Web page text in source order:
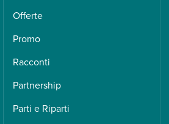
Offerte
Promo
Racconti
Partnership
Parti e Riparti